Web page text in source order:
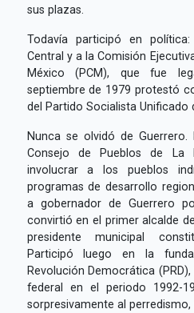
sus plazas.
Todavía participó en
Central y a la Comisión
México (PCM), que fue
septiembre de 1979 protestó
del Partido Socialista Unificado
Nunca se olvidó de
Consejo de Pueblos de La
involucrar a los pueblos
programas de desarrollo
a gobernador de Guerrero
convirtió en el primer alcalde
presidente municipal
Participó luego en la
Revolución Democrática
federal en el periodo 1992-
sorpresivamente al